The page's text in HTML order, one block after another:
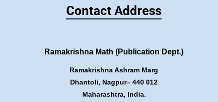
Contact Address
Ramakrishna Math (Publication Dept.)
Ramakrishna Ashram Marg
Dhantoli, Nagpur– 440 012
Maharashtra, India.